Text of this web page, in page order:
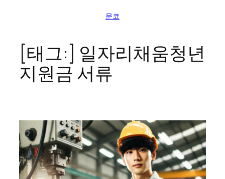
문코
[태그:] 일자리채움청년
지원금 서류